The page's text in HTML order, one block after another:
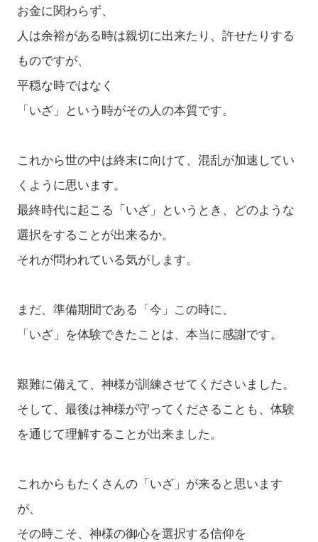
お金に関わらず、
人は余裕がある時は親切に出来たり、許せたりする
ものですが、
平穏な時ではなく
「いざ」という時がその人の本質です。
これから世の中は終末に向けて、混乱が加速してい
くように思います。
最終時代に起こる「いざ」というとき、どのような
選択をすることが出来るか。
それが問われている気がします。
まだ、準備期間である「今」この時に、
「いざ」を体験できたことは、本当に感謝です。
艱難に備えて、神様が訓練させてくださいました。
そして、最後は神様が守ってくださることも、体験
を通じて理解することが出来ました。
これからもたくさんの「いざ」が来ると思います
が、
その時こそ、神様の御心を選択する信仰を